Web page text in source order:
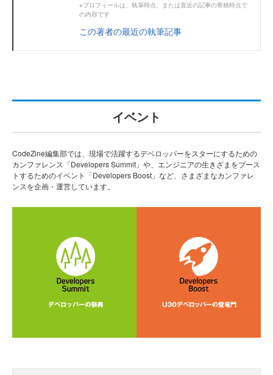
※プロフィールは、執筆時点、または直近の記事の寄稿時点で
の内容です
この著者の最近の執筆記事
イベント
CodeZine編集部では、現場で活躍するデベロッパーをスターにするための
カンファレンス「Developers Summit」や、エンジニアの生きざまをブース
トするためのイベント「Developers Boost」など、さまざまなカンファレ
ンスを企画・運営しています。